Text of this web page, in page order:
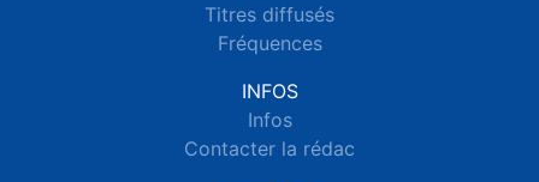
Titres diffusés
Fréquences
INFOS
Infos
Contacter la rédac